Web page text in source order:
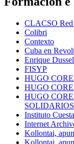
CLACSO Red
Colibri
Contexto
Cuba en
Enrique Dussel
FISYP
HUGO
HUGO
HUGO
SOLIDARIOS
Instituto
Internet
Kollontai,
Kollontai,